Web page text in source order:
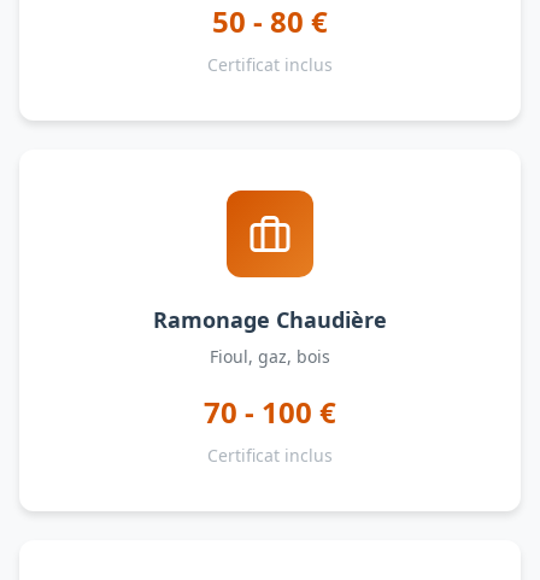
50 - 80 €
Certificat inclus
Ramonage Chaudière
Fioul, gaz, bois
70 - 100 €
Certificat inclus